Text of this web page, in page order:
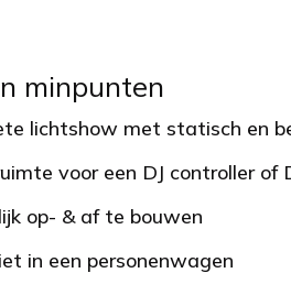
minpunten
lichtshow met statisch en
voor een DJ controller of
op- & af te bouwen
in een personenwagen